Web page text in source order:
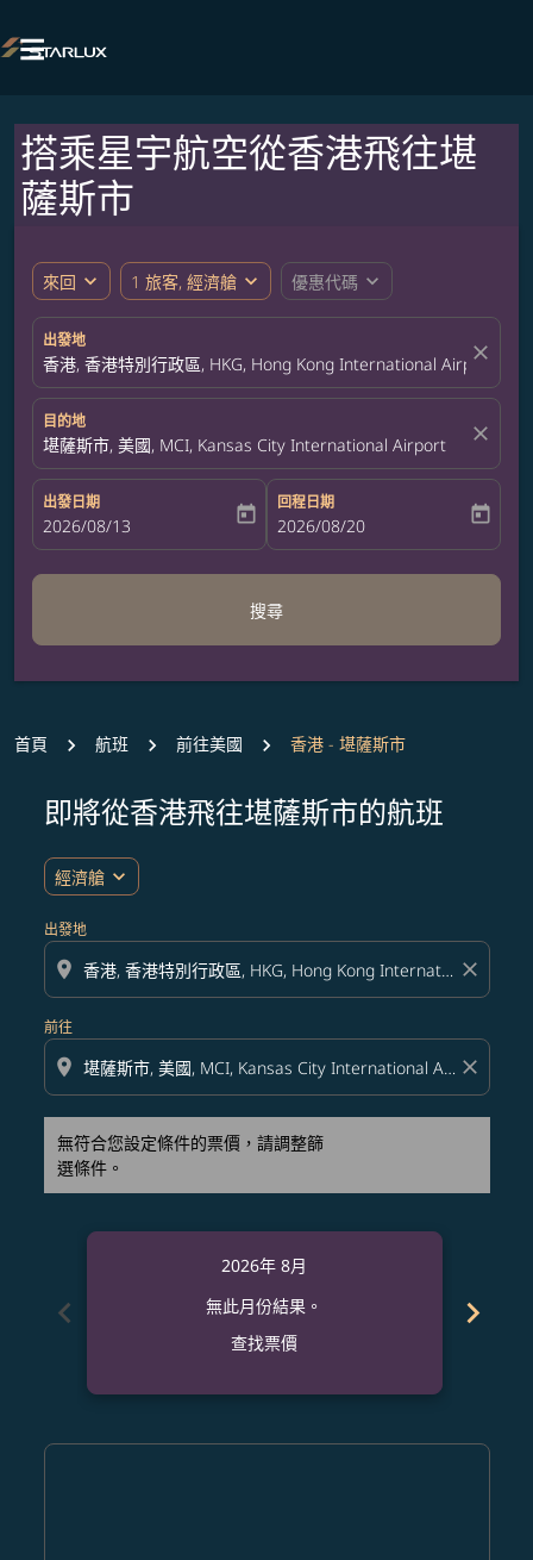

搭乘星宇航空從香港飛往堪
薩斯市
來回 expand_more 1 旅客, 經濟艙 expand_more 優惠代碼 expand_more
出發地
香港, 香港特別行政區, HKG, Hong Kong International Airport
close
目的地
堪薩斯市, 美國, MCI, Kansas City International Airport close
出發日期
fc-booking-departure-date-aria-label
2026/08/13 today
回程日期
fc-booking-return-date-aria-label
2026/08/20 today
搜尋
首頁 航班 前往美國 香港 - 堪薩斯市
即將從香港飛往堪薩斯市的航班
經濟艙 expand_more
出發地
location_on close
前往
location_on close
無符合您設定條件的票價，請調整篩
選條件。
無符合您設定條件的票價，請調整篩選條件。
chevron_left
2026年 8月
無此月份結果。
查找票價
chevron_right